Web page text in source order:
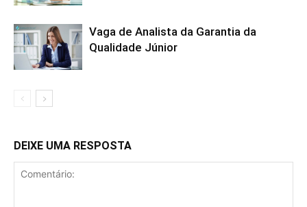
Vaga de Analista da Garantia da
Qualidade Júnior
DEIXE UMA RESPOSTA